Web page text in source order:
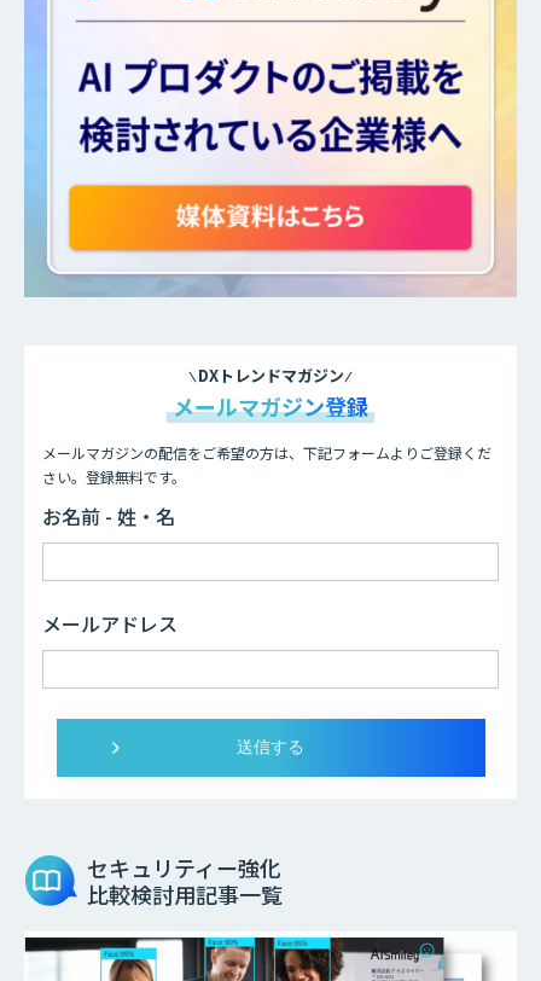
DXトレンドマガジン
メールマガジン登録
メールマガジンの配信をご希望の方は、下記フォームよりご登録くだ
さい。登録無料です。
お名前 - 姓・名
メールアドレス
セキュリティー強化
比較検討用記事一覧